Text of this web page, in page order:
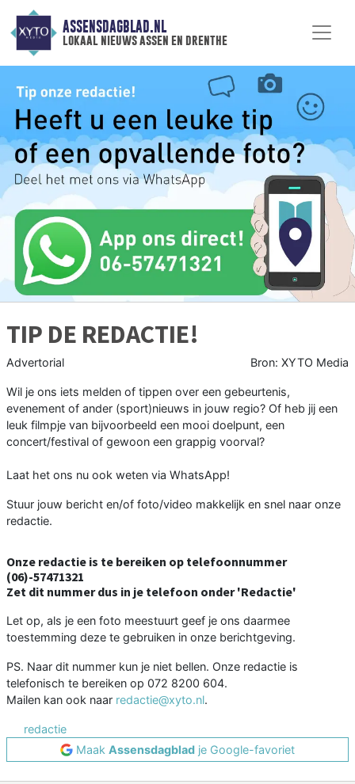
ASSENSDAGBLAD.NL
lokaal nieuws assen en drenthe
TIP DE REDACTIE!
Advertorial Bron: XYTO Media
Wil je ons iets melden of tippen over een gebeurtenis,
evenement of ander (sport)nieuws in jouw regio? Of heb jij een
leuk filmpje van bijvoorbeeld een mooi doelpunt, een
concert/festival of gewoon een grappig voorval?
Laat het ons nu ook weten via WhatsApp!
Stuur jouw bericht en/of foto/video makkelijk en snel naar onze
redactie.
Onze redactie is te bereiken op telefoonnummer
(06)-57471321
Zet dit nummer dus in je telefoon onder 'Redactie'
Let op, als je een foto meestuurt geef je ons daarmee
toestemming deze te gebruiken in onze berichtgeving.
PS. Naar dit nummer kun je niet bellen. Onze redactie is
telefonisch te bereiken op 072 8200 604.
Mailen kan ook naar redactie@xyto.nl.
redactie
Maak Assensdagblad je Google-favoriet